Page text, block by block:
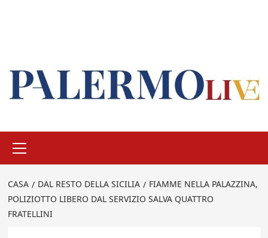
principale
CASA DAL RESTO DELLA SICILIA
FIAMME NELLA PALAZZINA,
POLIZIOTTO LIBERO DAL SERVIZIO SALVA QUATTRO
FRATELLINI